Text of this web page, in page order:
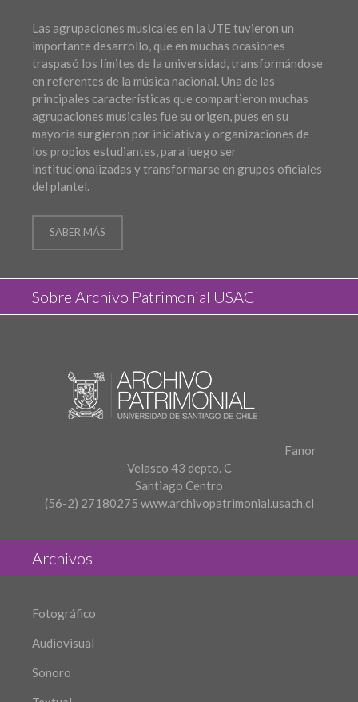
Las agrupaciones musicales en la UTE tuvieron un
importante desarrollo, que en muchas ocasiones
traspasó los límites de la universidad, transformándose
en referentes de la música nacional. Una de las
principales características que compartieron muchas
agrupaciones musicales fue su origen, pues en su
mayoría surgieron por iniciativa y organizaciones de
los propios estudiantes, para luego ser
institucionalizadas y transformarse en grupos oficiales
del plantel.
SABER MÁS
Sobre Archivo Patrimonial USACH
Fanor
Velasco 43 depto. C
Santiago Centro
(56-2) 27180275 www.archivopatrimonial.usach.cl
Archivos
Fotográfico
Audiovisual
Sonoro